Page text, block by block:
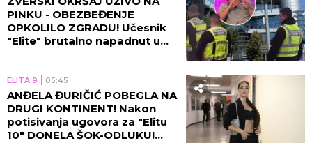
PINKU - OBEZBEĐENJE
OPKOLILO ZGRADU! Učesnik
"Elite" brutalno napadnut u
ELITA 9 05:45
ANĐELA ĐURIČIĆ POBEGLA NA
DRUGI KONTINENT! Nakon
potisivanja ugovora za "Elitu
10" DONELA ŠOK-ODLUKU!